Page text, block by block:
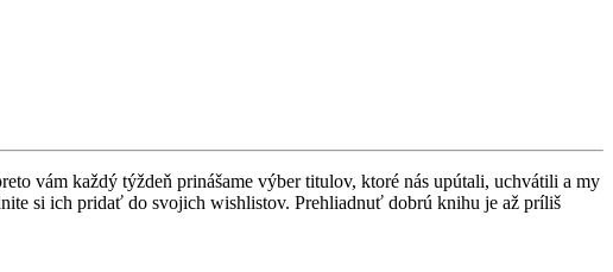
vám každý týždeň prinášame výber titulov, ktoré nás upútali, uchvátili a my
si ich pridať do svojich wishlistov. Prehliadnuť dobrú knihu je až príliš